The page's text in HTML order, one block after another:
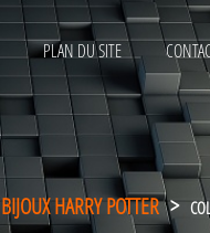
PLAN DU SITE
BIJOUX HARRY POTTER >